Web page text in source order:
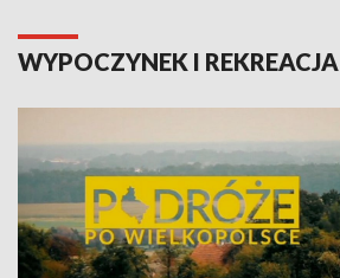
WYPOCZYNEK I REKREACJA